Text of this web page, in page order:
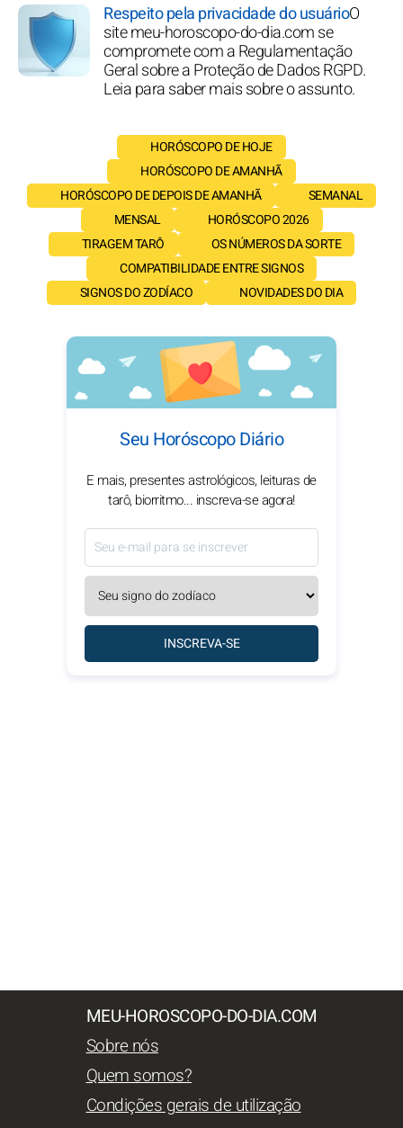
Respeito pela privacidade do usuárioO
site meu-horoscopo-do-dia.com se
compromete com a Regulamentação
Geral sobre a Proteção de Dados RGPD.
Leia para saber mais sobre o assunto.
HORÓSCOPO DE HOJE
HORÓSCOPO DE AMANHÃ
HORÓSCOPO DE DEPOIS DE AMANHÃ
SEMANAL
MENSAL
HORÓSCOPO 2026
TIRAGEM TARÔ
OS NÚMEROS DA SORTE
COMPATIBILIDADE ENTRE SIGNOS
SIGNOS DO ZODÍACO
NOVIDADES DO DIA
Seu Horóscopo Diário
E mais, presentes astrológicos, leituras de
tarô, biorritmo... inscreva-se agora!
INSCREVA-SE
MEU-HOROSCOPO-DO-DIA.COM
Sobre nós
Quem somos?
Condições gerais de utilização